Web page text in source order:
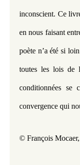
inconscient. Ce
en nous faisant
poète n’a été si
toutes les lois de
conditionnées se
convergence qui
© François